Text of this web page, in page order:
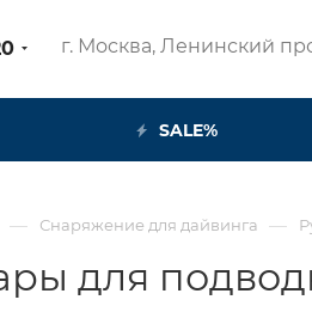
г. Москва, Ленинский
SALE%
— Снаряжение для дайвинга —
для